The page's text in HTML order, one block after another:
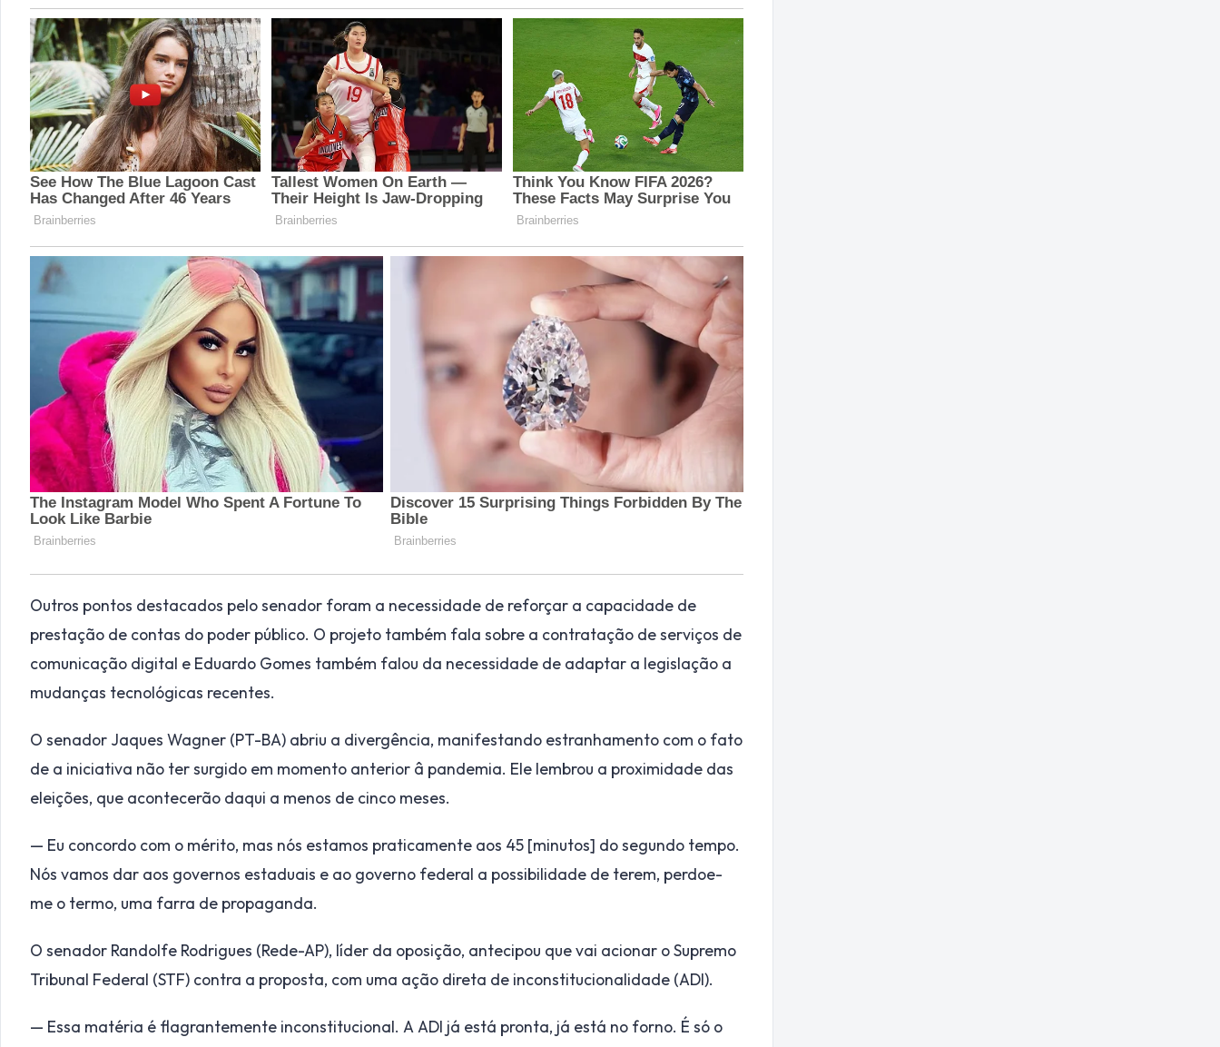
Outros pontos destacados pelo senador foram a necessidade de reforçar a capacidade de
prestação de contas do poder público. O projeto também fala sobre a contratação de serviços de
comunicação digital e Eduardo Gomes também falou da necessidade de adaptar a legislação a
mudanças tecnológicas recentes.
O senador Jaques Wagner (PT-BA) abriu a divergência, manifestando estranhamento com o fato
de a iniciativa não ter surgido em momento anterior â pandemia. Ele lembrou a proximidade das
eleições, que acontecerão daqui a menos de cinco meses.
— Eu concordo com o mérito, mas nós estamos praticamente aos 45 [minutos] do segundo tempo.
Nós vamos dar aos governos estaduais e ao governo federal a possibilidade de terem, perdoe-
me o termo, uma farra de propaganda.
O senador Randolfe Rodrigues (Rede-AP), líder da oposição, antecipou que vai acionar o Supremo
Tribunal Federal (STF) contra a proposta, com uma ação direta de inconstitucionalidade (ADI).
— Essa matéria é flagrantemente inconstitucional. A ADI já está pronta, já está no forno. É só o